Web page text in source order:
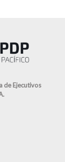
de Ejecutivos